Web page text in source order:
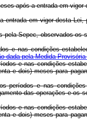
após a entrada em
em vigor desta
pela Sepec,
e nas condições
dada pela Medida
e nas condições
e dois) meses para
períodos e nas
das operações e
e nas condições
e dois) meses para